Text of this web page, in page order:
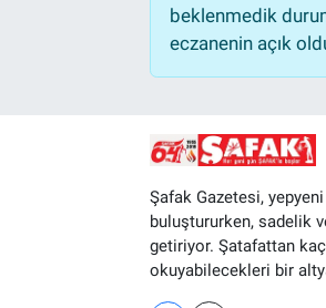
beklenmedik
eczanenin açık
Şafak Gazetesi,
buluştururken, sadelik
getiriyor. Şatafattan
okuyabilecekleri bir